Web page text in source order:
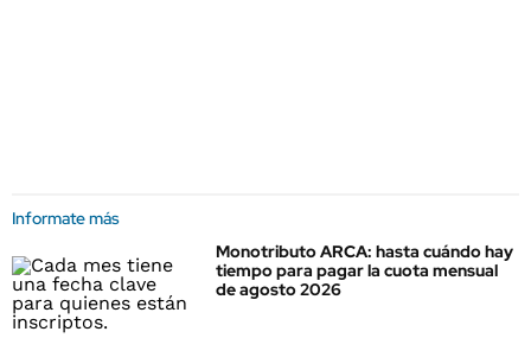
Informate más
Monotributo ARCA: hasta cuándo hay
tiempo para pagar la cuota mensual
de agosto 2026